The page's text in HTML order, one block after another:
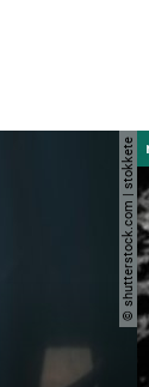
© shutterstock.com | stokkete